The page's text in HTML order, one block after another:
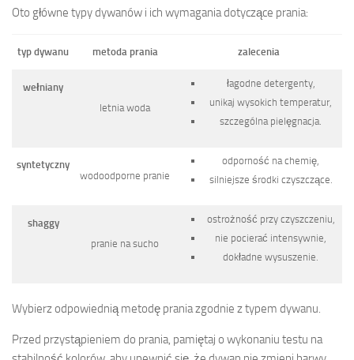
Oto główne typy dywanów i ich wymagania dotyczące prania:
typ dywanu metoda prania zalecenia
wełniany
letnia woda
łagodne detergenty,
unikaj wysokich temperatur,
szczególna pielęgnacja.
syntetyczny
wodoodporne pranie
odporność na chemię,
silniejsze środki czyszczące.
shaggy
pranie na sucho
ostrożność przy czyszczeniu,
nie pocierać intensywnie,
dokładne wysuszenie.
Wybierz odpowiednią metodę prania zgodnie z typem dywanu.
Przed przystąpieniem do prania, pamiętaj o wykonaniu testu na